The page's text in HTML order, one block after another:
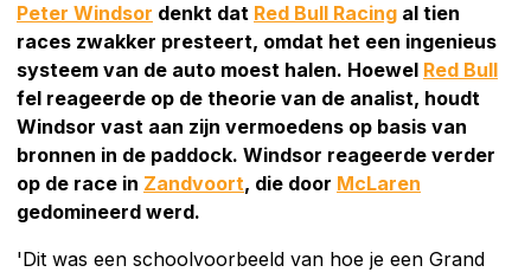
Peter Windsor denkt dat Red Bull Racing al tien
races zwakker presteert, omdat het een ingenieus
systeem van de auto moest halen. Hoewel Red Bull
fel reageerde op de theorie van de analist, houdt
Windsor vast aan zijn vermoedens op basis van
bronnen in de paddock. Windsor reageerde verder
op de race in Zandvoort, die door McLaren
gedomineerd werd.
'Dit was een schoolvoorbeeld van hoe je een Grand